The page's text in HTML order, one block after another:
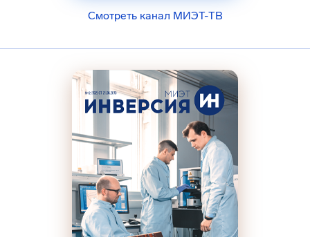
Смотреть канал МИЭТ-ТВ